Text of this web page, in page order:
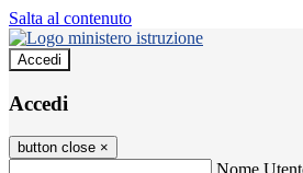
Salta al contenuto
Accedi
Accedi
button close ×